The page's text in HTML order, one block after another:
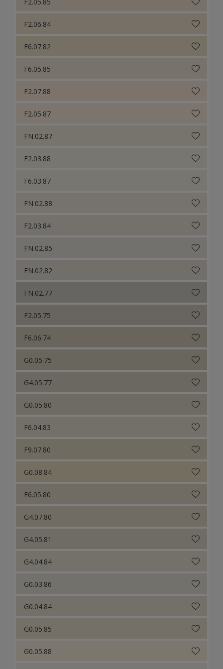
F2.06.84
F6.07.82
F6.05.85
F2.07.88
F2.05.87
FN.02.87
F2.03.88
F6.03.87
FN.02.88
F2.03.84
FN.02.85
FN.02.82
FN.02.77
F2.05.75
F6.06.74
G0.05.75
G4.05.77
G0.05.80
F6.04.83
F9.07.80
G0.08.84
F6.05.80
G4.07.80
G4.05.81
G4.04.84
G0.03.86
G0.04.84
G0.05.85
G0.05.88